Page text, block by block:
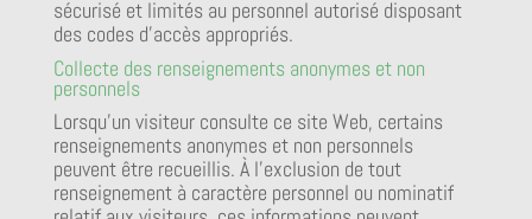
sécurisé et limités au personnel autorisé disposant
des codes d’accès appropriés.
Collecte des renseignements anonymes et non
personnels
Lorsqu’un visiteur consulte ce site Web, certains
renseignements anonymes et non personnels
peuvent être recueillis. À l’exclusion de tout
renseignement à caractère personnel ou nominatif